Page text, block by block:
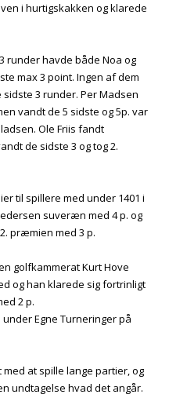
i hurtigskakken og klarede
runder havde både Noa og
max 3 point. Ingen af dem
3 runder. Per Madsen
vandt de 5 sidste og 5p. var
Ole Friis fandt
de sidste 3 og tog 2.
til spillere med under 1401 i
suveræn med 4 p. og
præmien med 3 p.
golfkammerat Kurt Hove
og han klarede sig fortrinligt
2 p.
Egne Turneringer på
med at spille lange partier, og
undtagelse hvad det angår.